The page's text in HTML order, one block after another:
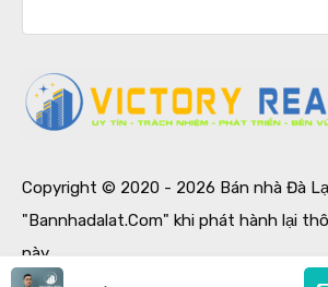
Copyright © 2020 - 2026 Bán nhà Đà
"Bannhadalat.Com" khi phát hành lại
này.